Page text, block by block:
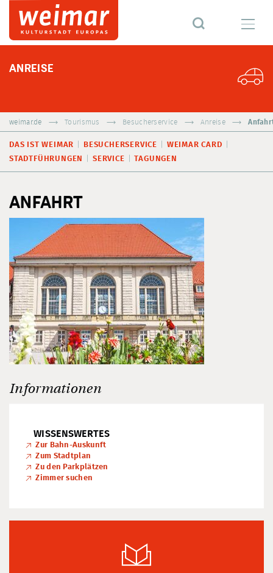
ANREISE
weimar.de Tourismus Besucherservice Anreise
DAS IST WEIMAR BESUCHERSERVICE
WEIMAR CARD
STADTFÜHRUNGEN
SERVICE TAGUNGEN
ANFAHRT
Informationen
WISSENSWERTES
Zur Bahn-Auskunft
Zum Stadtplan
Zu den Parkplätzen
Zimmer suchen